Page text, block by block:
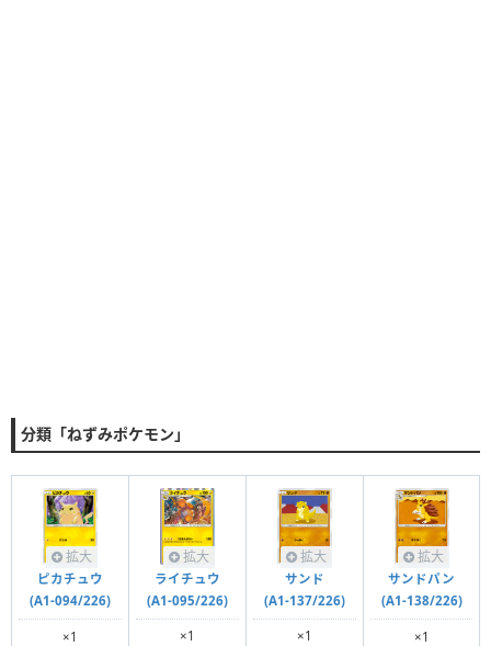
分類「ねずみポケモン」
拡大
ピカチュウ
(A1-094/226)
×1
拡大
ライチュウ
(A1-095/226)
×1
拡大
サンド
(A1-137/226)
×1
拡大
サンドパン
(A1-138/226)
×1